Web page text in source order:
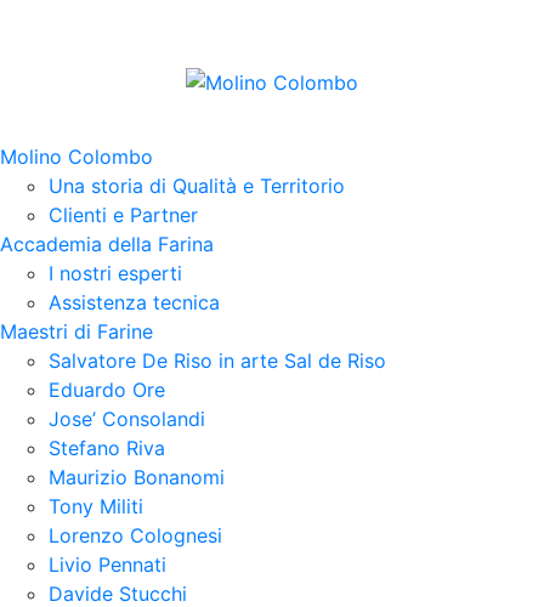
Molino Colombo
Una storia di Qualità e Territorio
Clienti e Partner
Accademia della Farina
I nostri esperti
Assistenza tecnica
Maestri di Farine
Salvatore De Riso in arte Sal de Riso
Eduardo Ore
Jose’ Consolandi
Stefano Riva
Maurizio Bonanomi
Tony Militi
Lorenzo Colognesi
Livio Pennati
Davide Stucchi